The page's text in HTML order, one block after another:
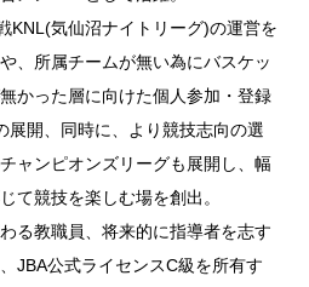
KNL(気仙沼ナイトリーグ)の運営を
、所属チームが無い為にバスケッ
かった層に向けた個人参加・登録
展開、同時に、より競技志向の選
ャンピオンズリーグも展開し、幅
て競技を楽しむ場を創出。
る教職員、将来的に指導者を志す
JBA公式ライセンスC級を所有す